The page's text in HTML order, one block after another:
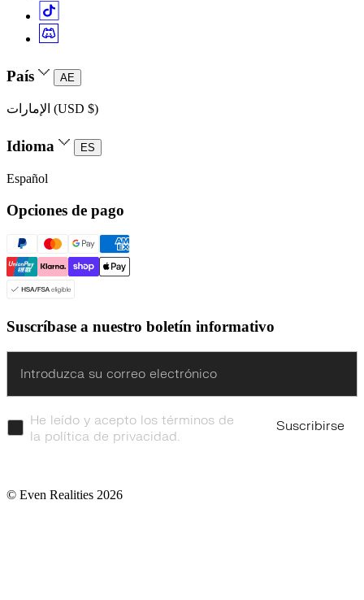
País AE
الإمارات (USD $)
Idioma ES
Español
Opciones de pago
Suscríbase a nuestro boletín informativo
He leído y acepto los términos de
la política de privacidad.
Suscribirse
© Even Realities 2026